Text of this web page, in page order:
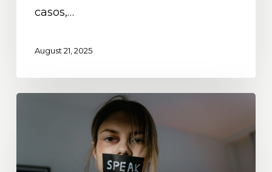
casos,…
August 21, 2025
de